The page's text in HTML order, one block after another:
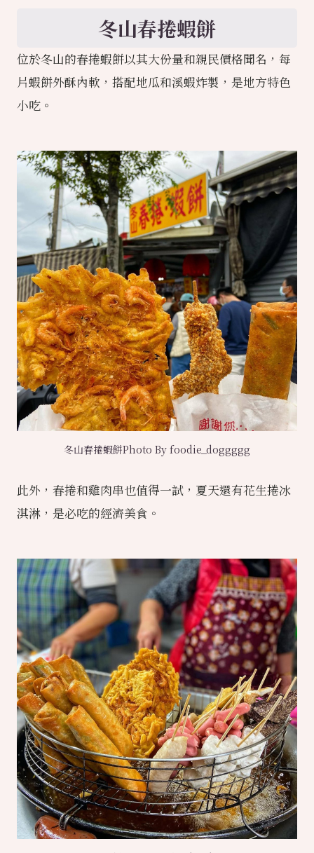
冬山春捲蝦餅
位於冬山的春捲蝦餅以其大份量和親民價格聞名，每
片蝦餅外酥內軟，搭配地瓜和溪蝦炸製，是地方特色
小吃。
冬山春捲蝦餅Photo By foodie_doggggg
此外，春捲和雞肉串也值得一試，夏天還有花生捲冰
淇淋，是必吃的經濟美食。